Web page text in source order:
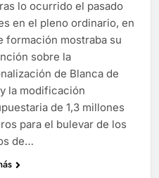
lo ocurrido el pasado
en el pleno ordinario, en
formación mostraba su
sobre la
de Blanca de
la modificación
de 1,3 millones
para el bulevar de los
de…